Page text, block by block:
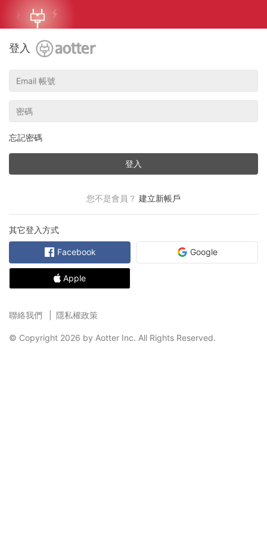
登入
忘記密碼
登入
您不是會員？ 建立新帳戶
其它登入方式
Facebook Google
Apple
聯絡我們 隱私權政策
© Copyright 2026 by Aotter Inc. All Rights Reserved.